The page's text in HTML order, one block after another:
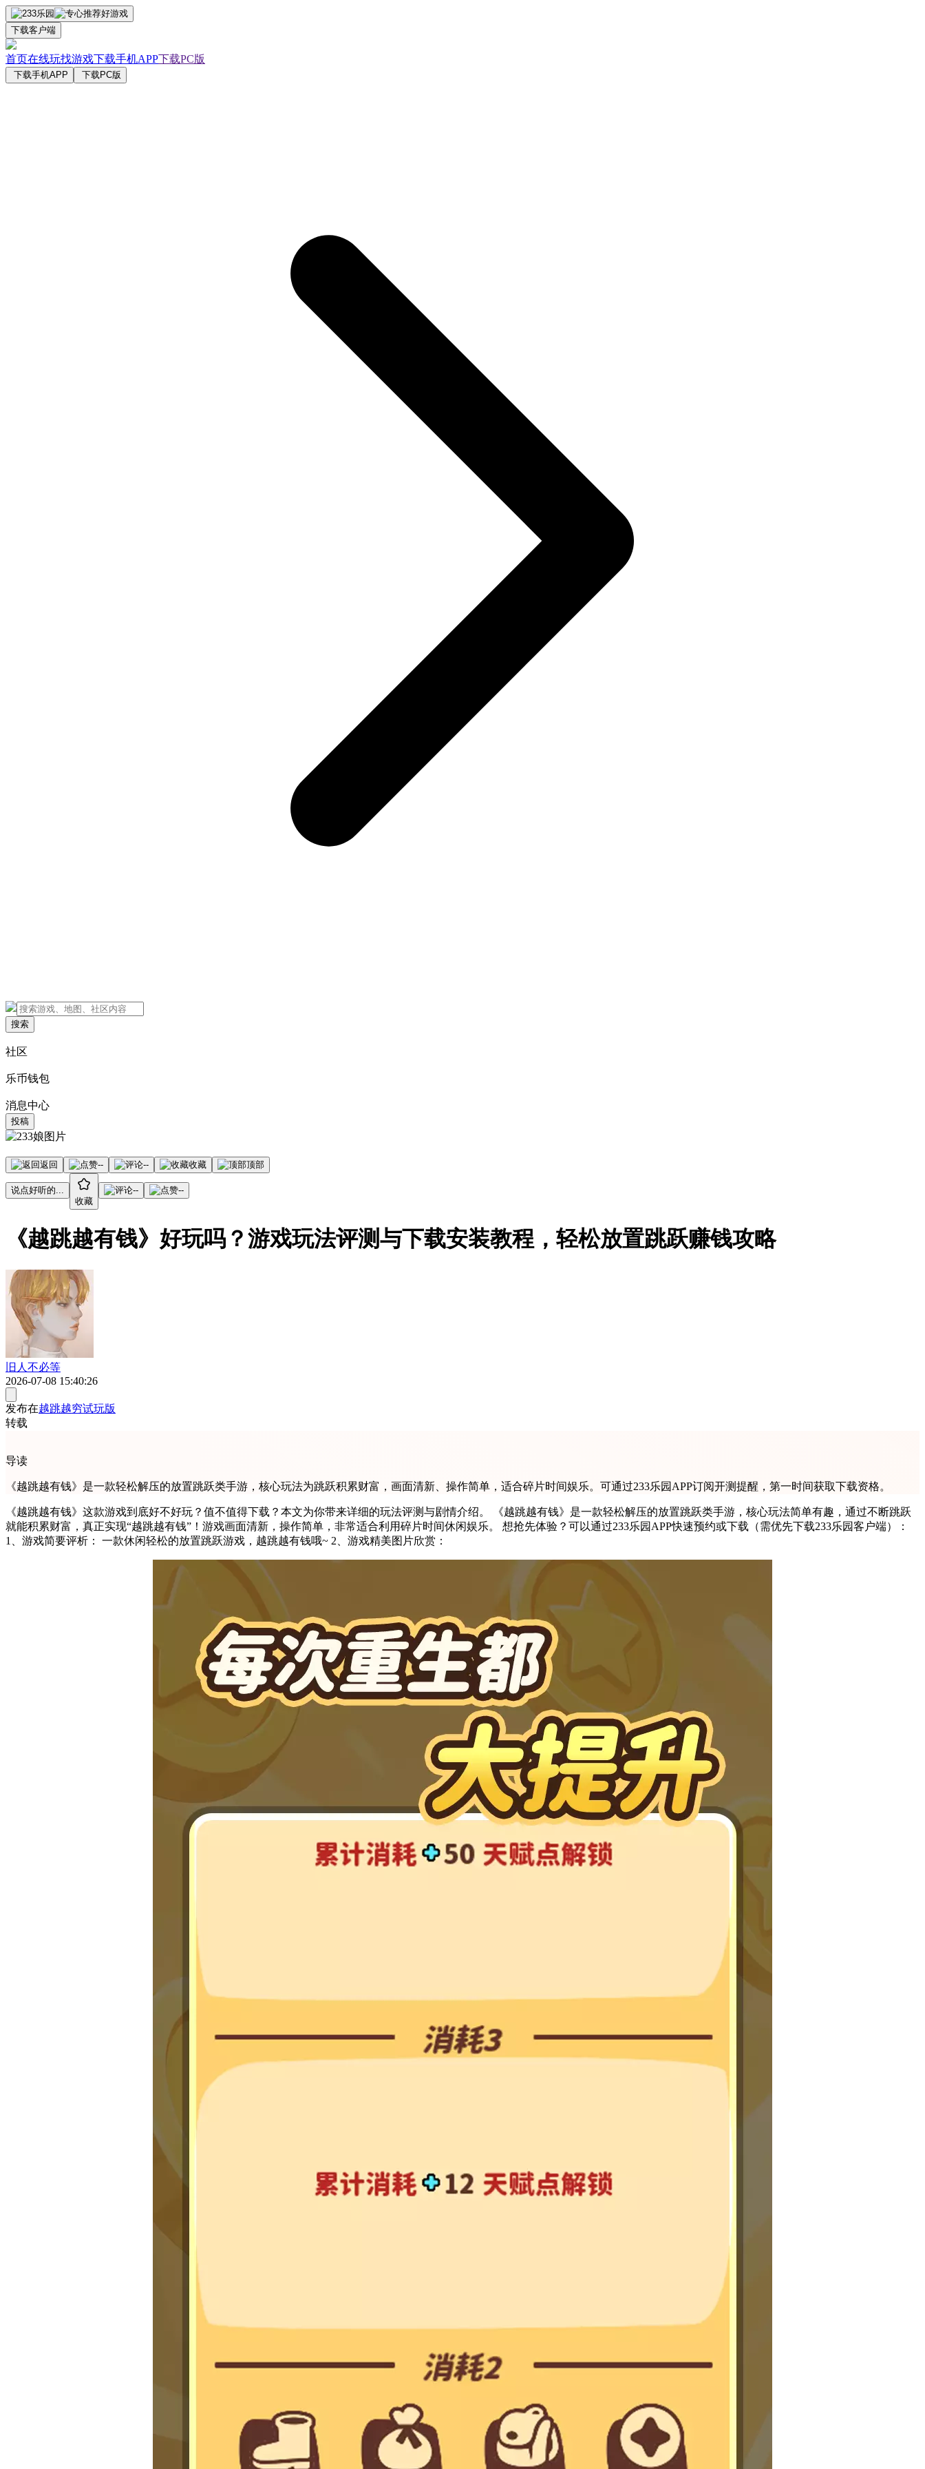
下载客户端
首页在线玩找游戏下载手机APP下载PC版
下载手机APP 下载PC版
搜索
社区
乐币钱包
消息中心
投稿
返回 -- -- 收藏 顶部
说点好听的...
收藏
-- --
《越跳越有钱》好玩吗？游戏玩法评测与下载安装教程，轻松放置跳跃赚钱攻略
旧人不必等
2026-07-08 15:40:26
发布在越跳越穷试玩版
转载
导读
《越跳越有钱》是一款轻松解压的放置跳跃类手游，核心玩法为跳跃积累财富，画面清新、操作简单，适合碎片时间娱乐。可通过233乐园APP订阅开测提醒，第一时间获取下载资格。
《越跳越有钱》这款游戏到底好不好玩？值不值得下载？本文为你带来详细的玩法评测与剧情介绍。 《越跳越有钱》是一款轻松解压的放置跳跃类手游，核心玩法简单有趣，通过不断跳跃
就能积累财富，真正实现“越跳越有钱”！游戏画面清新，操作简单，非常适合利用碎片时间休闲娱乐。 想抢先体验？可以通过233乐园APP快速预约或下载（需优先下载233乐园客户端）：
1、游戏简要评析： 一款休闲轻松的放置跳跃游戏，越跳越有钱哦~ 2、游戏精美图片欣赏：